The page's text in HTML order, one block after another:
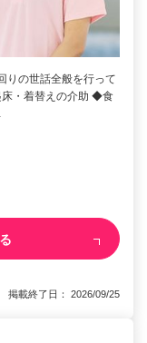
りの世話全般を行って
・着替えの介助 ◆食
載終了日： 2026/09/25